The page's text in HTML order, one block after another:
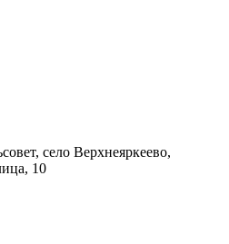
село Верхнеяркеево,
10